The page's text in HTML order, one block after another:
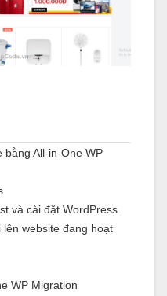
All-in-One WP
và cài đặt WordPress
website đang hoạt
WP Migration